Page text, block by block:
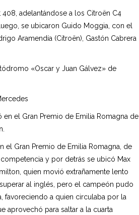
adelantándose a los Citroën C4
se ubicaron Guido Moggia, con el
Aramendía (Citroën), Gastón Cabrera
«Oscar y Juan Gálvez» de
en el Gran Premio de Emilia Romagna de
el Gran Premio de Emilia Romagna, de
y por detrás se ubicó Max
quien movió extrañamente lento
al inglés, pero el campeón pudo
favoreciendo a quien circulaba por la
aprovechó para saltar a la cuarta